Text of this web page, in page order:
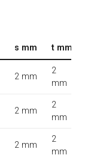
s mm t mm
2 mm
2
mm
2 mm
2
mm
2 mm
2
mm